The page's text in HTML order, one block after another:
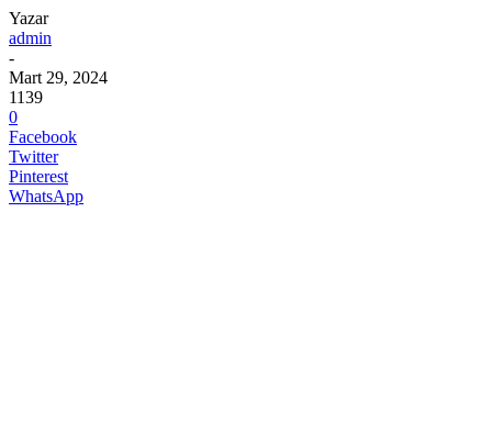
Yazar
admin
-
Mart 29, 2024
1139
0
Facebook
Twitter
Pinterest
WhatsApp